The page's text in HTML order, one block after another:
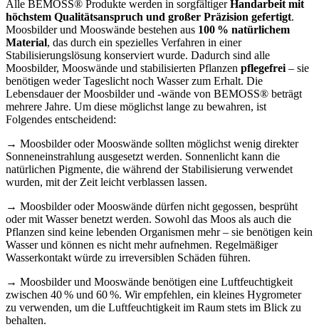
Alle BEMOSS® Produkte werden in sorgfältigerHandarbeit mit
höchstem Qualitätsanspruch und großer Präzision gefertigt.
Moosbilder und Mooswände bestehen aus 100 % natürlichem
Material, das durch ein spezielles Verfahren in einer
Stabilisierungslösung konserviert wurde. Dadurch sind alle
Moosbilder, Mooswände und stabilisierten Pflanzen pflegefrei – sie
benötigen weder Tageslicht noch Wasser zum Erhalt. Die
Lebensdauer der Moosbilder und -wände von BEMOSS® beträgt
mehrere Jahre. Um diese möglichst lange zu bewahren, ist
Folgendes entscheidend:
→ Moosbilder oder Mooswände sollten möglichst wenig direkter
Sonneneinstrahlung ausgesetzt werden. Sonnenlicht kann die
natürlichen Pigmente, die während der Stabilisierung verwendet
wurden, mit der Zeit leicht verblassen lassen.
→ Moosbilder oder Mooswände dürfen nicht gegossen, besprüht
oder mit Wasser benetzt werden. Sowohl das Moos als auch die
Pflanzen sind keine lebenden Organismen mehr – sie benötigen kein
Wasser und können es nicht mehr aufnehmen. Regelmäßiger
Wasserkontakt würde zu irreversiblen Schäden führen.
→ Moosbilder und Mooswände benötigen eine Luftfeuchtigkeit
zwischen 40 % und 60 %. Wir empfehlen, ein kleines Hygrometer
zu verwenden, um die Luftfeuchtigkeit im Raum stets im Blick zu
behalten.